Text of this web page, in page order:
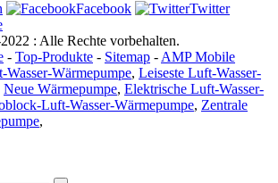
Facebook
Twitter
: Alle Rechte vorbehalten.
- Top-Produkte - Sitemap - AMP Mobile
Wärmepumpe, Leiseste Luft-Wasser-
Neue Wärmepumpe, Elektrische Luft-Wasser-
Luft-Wasser-Wärmepumpe, Zentrale
,